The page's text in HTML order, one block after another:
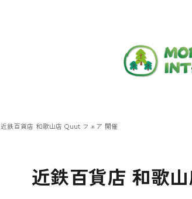
近鉄百貨店 和歌山店 Quut フェア 開催
近鉄百貨店 和歌